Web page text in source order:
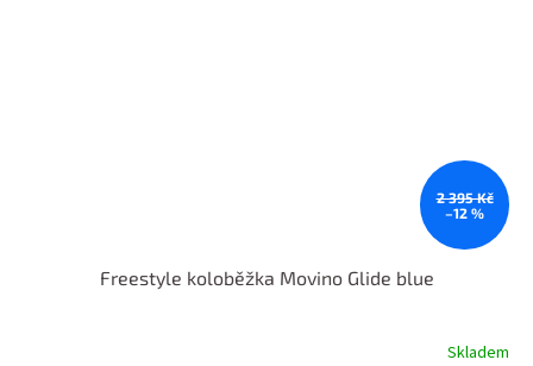
2 395 Kč
–12 %
Freestyle koloběžka Movino Glide blue
Skladem